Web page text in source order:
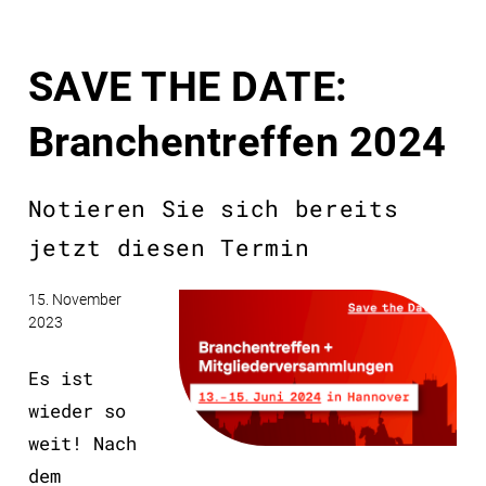
SAVE THE DATE:
Branchentreffen 2024
Notieren Sie sich bereits
jetzt diesen Termin
15. November
2023
Es ist
wieder so
weit! Nach
dem